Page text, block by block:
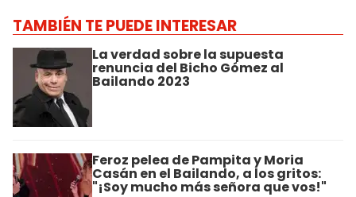
TAMBIÉN TE PUEDE INTERESAR
La verdad sobre la supuesta
renuncia del Bicho Gómez al
Bailando 2023
Feroz pelea de Pampita y Moria
Casán en el Bailando, a los gritos:
"¡Soy mucho más señora que vos!"